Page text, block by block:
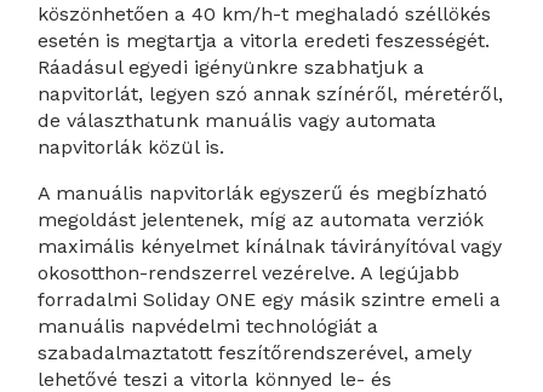
köszönhetően a 40 km/h-t meghaladó széllökés
esetén is megtartja a vitorla eredeti feszességét.
Ráadásul egyedi igényünkre szabhatjuk a
napvitorlát, legyen szó annak színéről, méretéről,
de választhatunk manuális vagy automata
napvitorlák közül is.
A manuális napvitorlák egyszerű és megbízható
megoldást jelentenek, míg az automata verziók
maximális kényelmet kínálnak távirányítóval vagy
okosotthon-rendszerrel vezérelve. A legújabb
forradalmi Soliday ONE egy másik szintre emeli a
manuális napvédelmi technológiát a
szabadalmaztatott feszítőrendszerével, amely
lehetővé teszi a vitorla könnyed le- és